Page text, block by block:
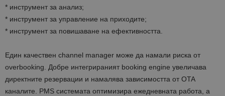
* инструмент за анализ;
* инструмент за управление на приходите;
* инструмент за повишаване на ефективността.
Един качествен channel manager може да намали риска от
overbooking. Добре интегрираният booking engine увеличава
директните резервации и намалява зависимостта от OTA
каналите. PMS системата оптимизира ежедневната работа, а